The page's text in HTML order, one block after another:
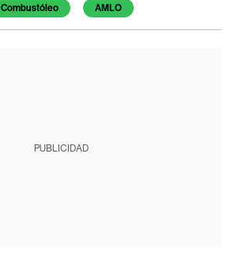
Combustóleo AMLO
PUBLICIDAD